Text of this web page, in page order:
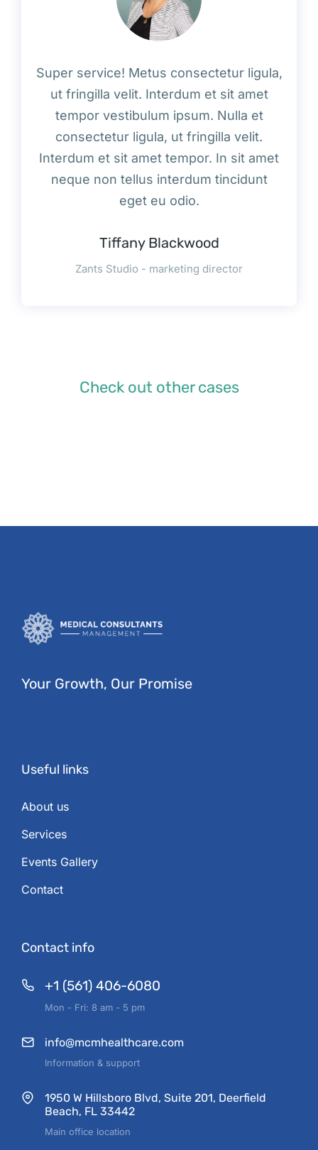
Super service! Metus consectetur ligula,
ut fringilla velit. Interdum et sit amet
tempor vestibulum ipsum. Nulla et
consectetur ligula, ut fringilla velit.
Interdum et sit amet tempor. In sit amet
neque non tellus interdum tincidunt
eget eu odio.
Tiffany Blackwood
Zants Studio - marketing director
Check out other cases
Your Growth, Our Promise
Useful links
About us
Services
Events Gallery
Contact
Contact info
+1 (561) 406-6080
Mon - Fri: 8 am - 5 pm
info@mcmhealthcare.com
Information & support
1950 W Hillsboro Blvd, Suite 201, Deerfield
Beach, FL 33442
Main office location